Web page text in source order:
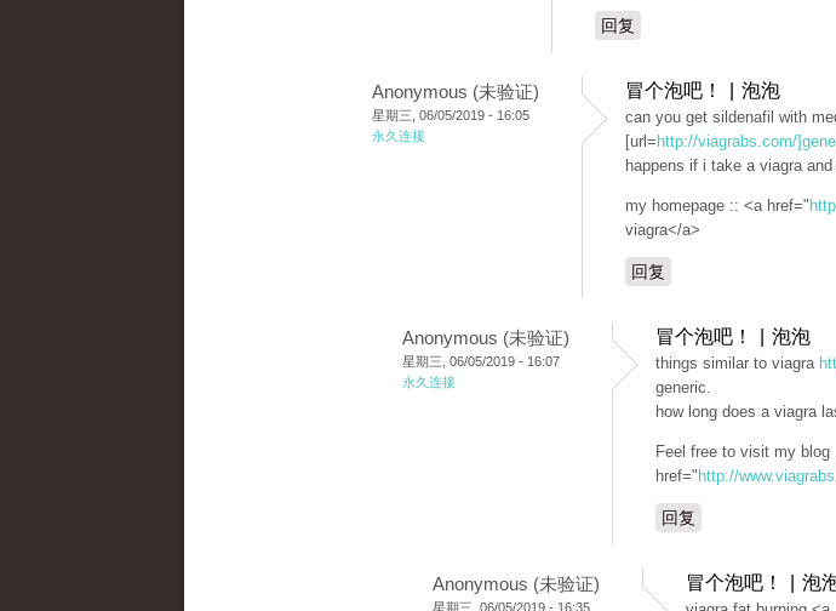
回复
Anonymous (未验证)
星期三, 06/05/2019 - 16:05
永久连接
冒个泡吧！ | 泡泡
can you get sildenafil with
[url= http://viagrabs.com/
happens if i take a viagra
my homepage :: <a href="
viagra</a>
回复
Anonymous (未验证)
星期三, 06/05/2019 - 16:07
永久连接
冒个泡吧！ | 泡泡
things similar to viagra
generic.
how long does a viagra
Feel free to visit my blog
href=" http://
回复
Anonymous (未验证)
星期三, 06/05/2019 - 16:35
冒个泡吧！ | 泡